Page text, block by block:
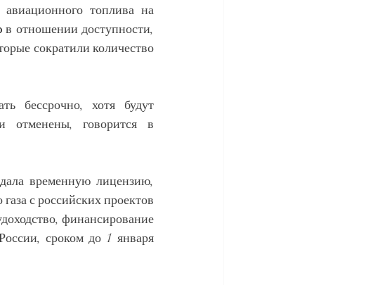
топлива на
в отношении доступности,
сократили количество
бессрочно, хотя будут
отменены, говорится в
временную лицензию,
с российских проектов
финансирование
сроком до 1 января